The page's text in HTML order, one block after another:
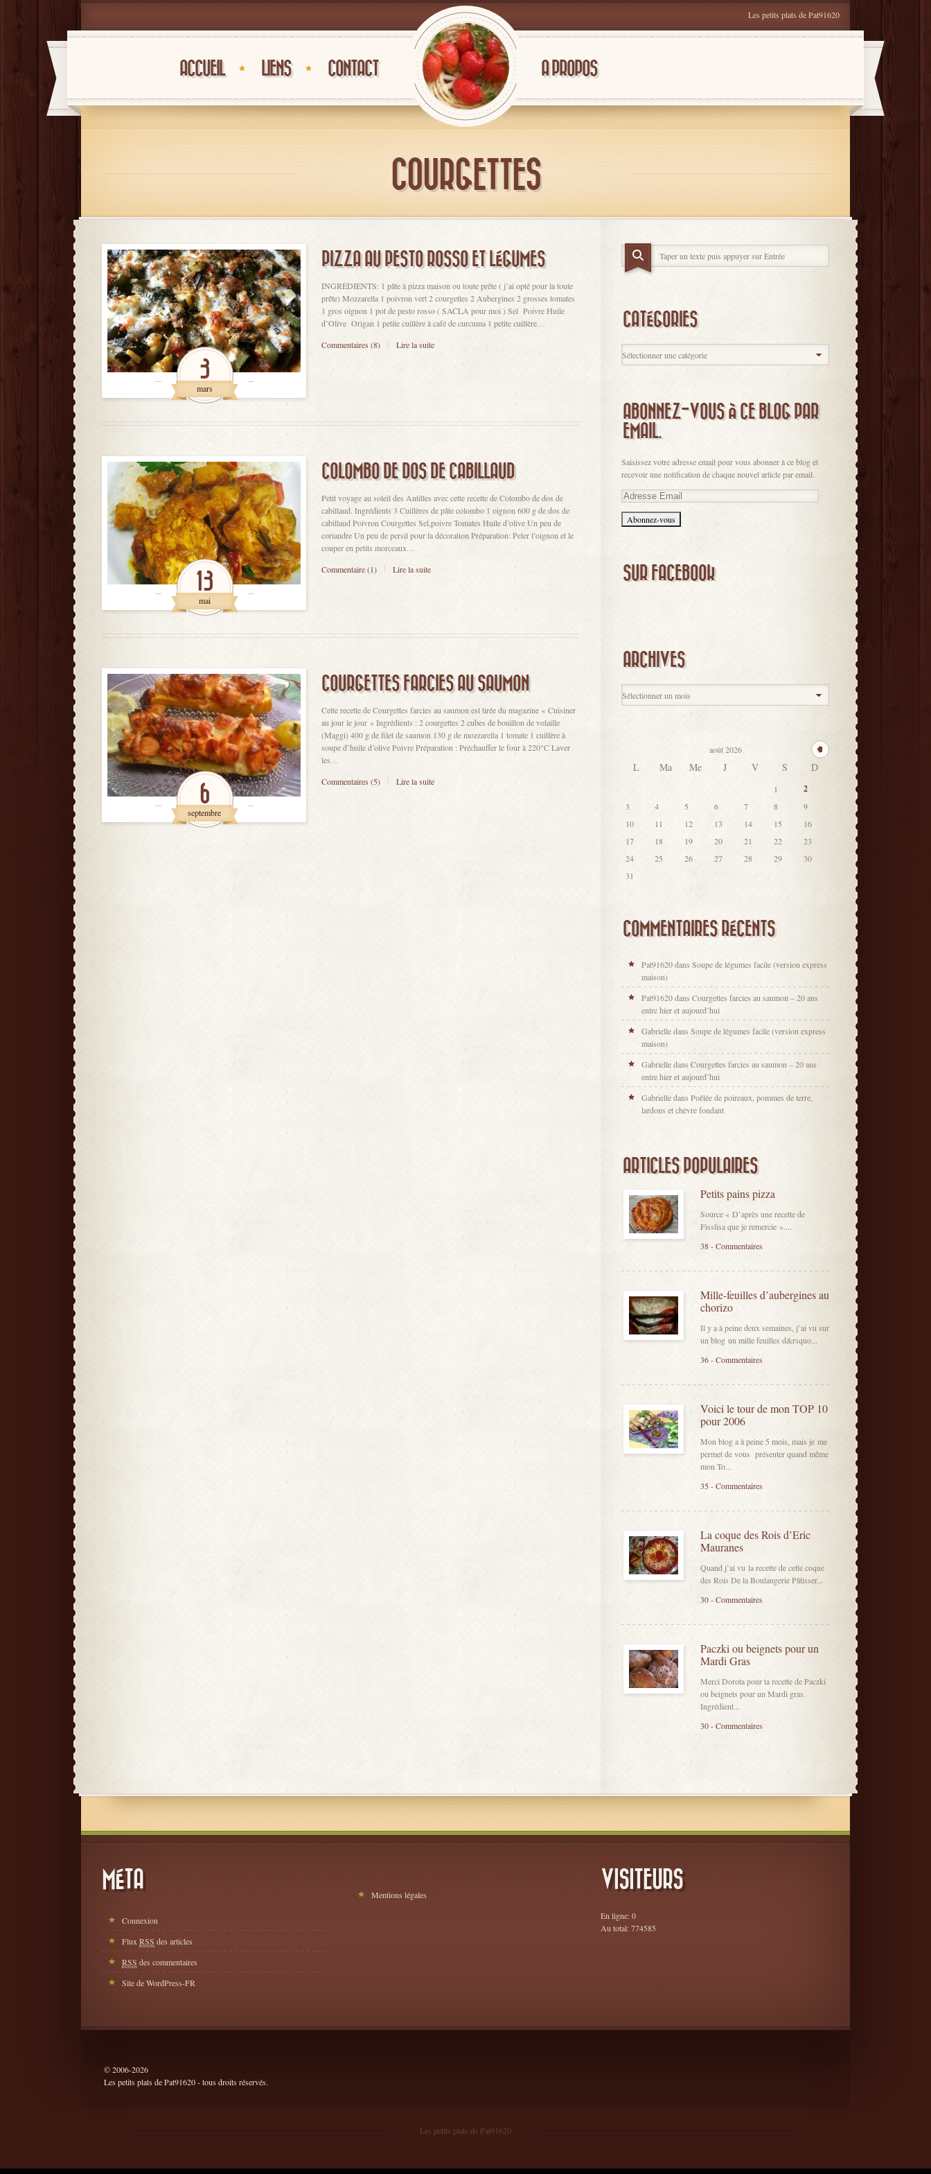
Les petits plats de Pat91620
ACCUEIL LIENS CONTACT A PROPOS
COURGETTES
3
mars
PIZZA AU PESTO ROSSO ET LÉGUMES
INGRÉDIENTS: 1 pâte à pizza maison ou toute prête ( j’ai opté pour la toute
prête) Mozzarella 1 poivron vert 2 courgettes 2 Aubergines 2 grosses tomates
1 gros oignon 1 pot de pesto rosso ( SACLA pour moi ) Sel Poivre Huile
d’Olive Origan 1 petite cuillère à café de curcuma 1 petite cuillère…
Commentaires (8)
Lire la suite
13
mai
COLOMBO DE DOS DE CABILLAUD
Petit voyage au soleil des Antilles avec cette recette de Colombo de dos de
cabillaud. Ingrédients 3 Cuillères de pâte colombo 1 oignon 600 g de dos de
cabillaud Poivron Courgettes Sel,poivre Tomates Huile d’olive Un peu de
coriandre Un peu de persil pour la décoration Préparation: Peler l’oignon et le
couper en petits morceaux…
Commentaire (1)
Lire la suite
6
septembre
COURGETTES FARCIES AU SAUMON
Cette recette de Courgettes farcies au saumon est tirée du magazine « Cuisiner
au jour le jour » Ingrédients : 2 courgettes 2 cubes de bouillon de volaille
(Maggi) 400 g de filet de saumon 130 g de mozzarella 1 tomate 1 cuillère à
soupe d’huile d’olive Poivre Préparation : Préchauffer le four à 220°C Laver
les…
Commentaires (5)
Lire la suite
CATÉGORIES
ABONNEZ-VOUS À CE BLOG PAR
EMAIL.
Saisissez votre adresse email pour vous abonner à ce blog et
recevoir une notification de chaque nouvel article par email.
Adresse
SUR FACEBOOK
ARCHIVES
août 2026
L Ma Me J V S D
1 2
3 4 5 6 7 8
9
10
11 12 13 14 15
16
17
18 19 20 21 22
23
24
25 26 27 28 29
30
31
COMMENTAIRES RÉCENTS
Pat91620dans Soupe de légumes facile (version express
maison)
Pat91620dans Courgettes farcies au saumon – 20 ans
entre hier et aujourd’hui
Gabrielledans Soupe de légumes facile (version express
maison)
Gabrielledans Courgettes farcies au saumon – 20 ans
entre hier et aujourd’hui
Gabrielledans Poêlée de poireaux, pommes de terre,
lardons et chèvre fondant
ARTICLES POPULAIRES
Petits pains pizza
Source « D’après une recette de
Fisslisa que je remercie »....
38 - Commentaires
Mille-feuilles d’aubergines au
chorizo
Il y a à peine deux semaines, j’ai vu sur
un blog un mille feuilles d&rsquo...
36 - Commentaires
Voici le tour de mon TOP 10
pour 2006
Mon blog a à peine 5 mois, mais je me
permet de vous présenter quand même
mon To...
35 - Commentaires
La coque des Rois d’Eric
Mauranes
Quand j’ai vu la recette de cette coque
des Rois De la Boulangerie Pâtisser...
30 - Commentaires
Paczki ou beignets pour un
Mardi Gras
Merci Dorota pour ta recette de Paczki
ou beignets pour un Mardi gras.
Ingrédient...
30 - Commentaires
MÉTA
Connexion
Flux RSS des articles
RSS des commentaires
Site de WordPress-FR
Mentions légales
VISITEURS
En ligne: 0
Au total: 774585
© 2006-2026
Les petits plats de Pat91620 - tous droits réservés.
Les petits plats de Pat91620